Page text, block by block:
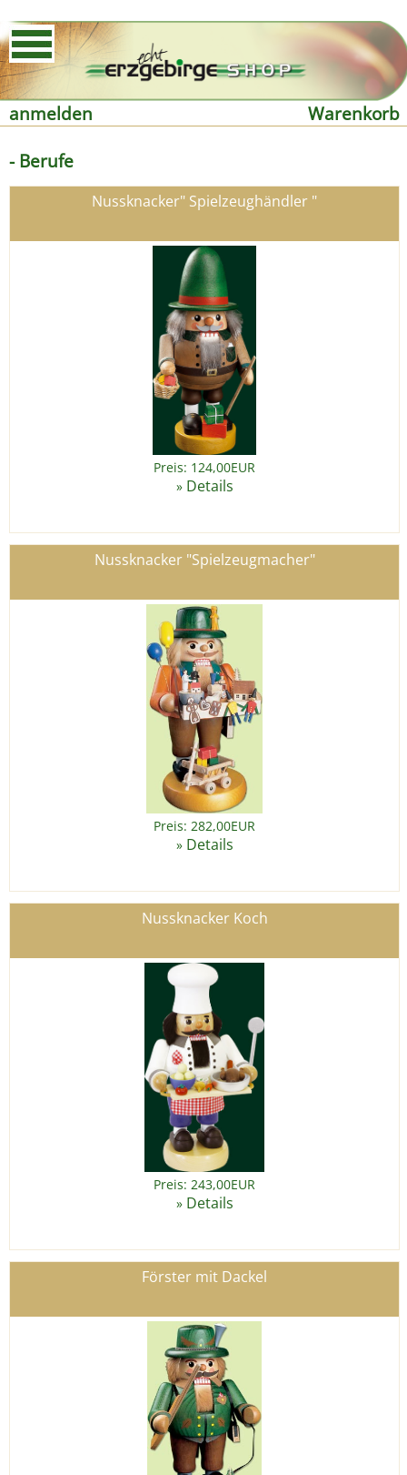
anmelden
Warenkorb
- Berufe
Nussknacker" Spielzeughändler "
Preis: 124,00EUR
» Details
Nussknacker "Spielzeugmacher"
Preis: 282,00EUR
» Details
Nussknacker Koch
Preis: 243,00EUR
» Details
Förster mit Dackel